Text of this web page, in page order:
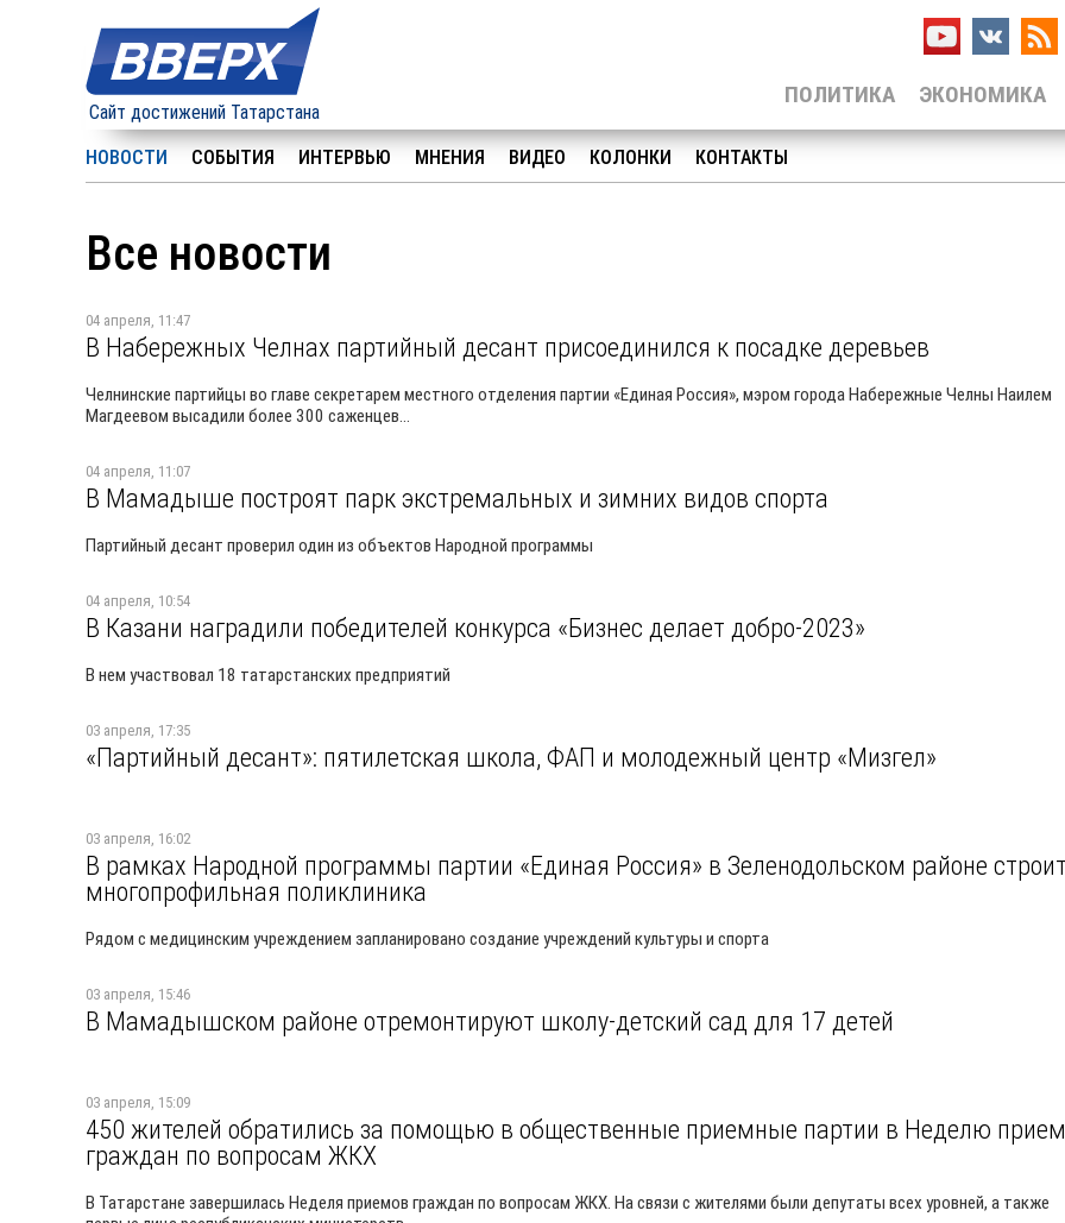
Сайт достижений Татарстана
ЭКОНОМИКА
ПОЛИТИКА
НОВОСТИ СОБЫТИЯ ИНТЕРВЬЮ МНЕНИЯ ВИДЕО КОЛОНКИ КОНТАКТЫ
Все новости
04 апреля, 11:47
В Набережных Челнах партийный десант присоединился к посадке деревьев
Челнинские партийцы во главе секретарем местного отделения партии «Единая Россия», мэром города Набережные Челны Наилем
Магдеевом высадили более 300 саженцев...
04 апреля, 11:07
В Мамадыше построят парк экстремальных и зимних видов спорта
Партийный десант проверил один из объектов Народной программы
04 апреля, 10:54
В Казани наградили победителей конкурса «Бизнес делает добро-2023»
В нем участвовал 18 татарстанских предприятий
03 апреля, 17:35
«Партийный десант»: пятилетская школа, ФАП и молодежный центр «Мизгел»
03 апреля, 16:02
В рамках Народной программы партии «Единая Россия» в Зеленодольском районе
многопрофильная поликлиника
Рядом с медицинским учреждением запланировано создание учреждений культуры и спорта
03 апреля, 15:46
В Мамадышском районе отремонтируют школу-детский сад для 17 детей
03 апреля, 15:09
450 жителей обратились за помощью в общественные приемные партии в Неделю
граждан по вопросам ЖКХ
В Татарстане завершилась Неделя приемов граждан по вопросам ЖКХ. На связи с жителями были депутаты всех уровней, а также